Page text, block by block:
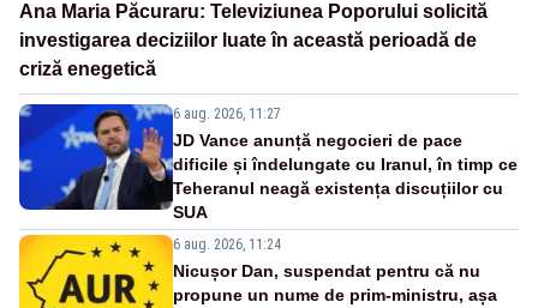
Ana Maria Păcuraru: Televiziunea Poporului solicită
investigarea deciziilor luate în această perioadă de
criză enegetică
6 aug. 2026, 11:27
JD Vance anunță negocieri de pace
dificile și îndelungate cu Iranul, în timp ce
Teheranul neagă existența discuțiilor cu
SUA
6 aug. 2026, 11:24
Nicușor Dan, suspendat pentru că nu
propune un nume de prim-ministru, așa